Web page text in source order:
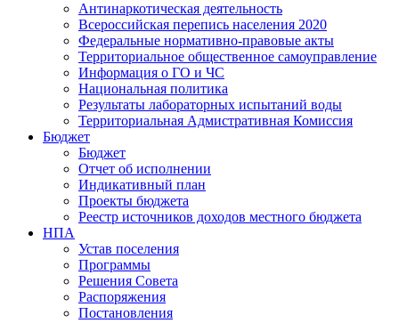
Антинаркотическая деятельность
Всероссийская перепись населения 2020
Федеральные нормативно-правовые акты
Территориальное общественное самоуправление
Информация о ГО и ЧС
Национальная политика
Результаты лабораторных испытаний воды
Территориальная Адмистративная Комиссия
Бюджет
Бюджет
Отчет об исполнении
Индикативный план
Проекты бюджета
Реестр источников доходов местного бюджета
НПА
Устав поселения
Программы
Решения Совета
Распоряжения
Постановления